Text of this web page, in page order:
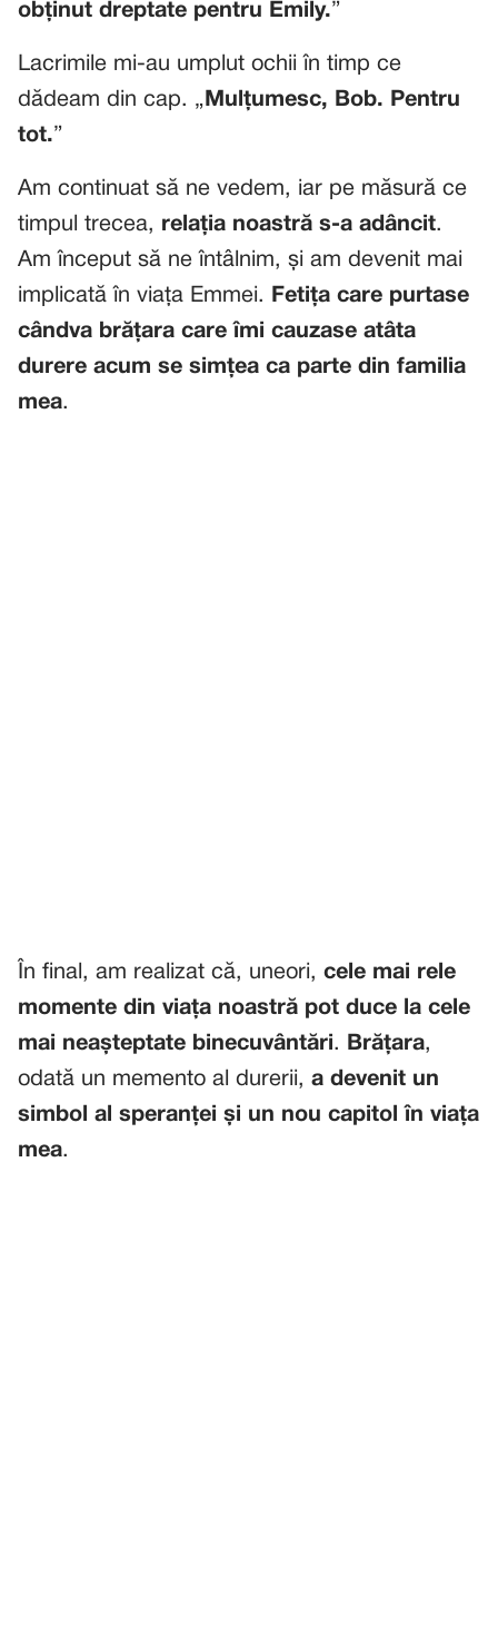
obținut dreptate pentru Emily.”
Lacrimile mi-au umplut ochii în timp ce
dădeam din cap. „ Mulțumesc, Bob. Pentru
tot.”
Am continuat să ne vedem, iar pe măsură ce
timpul trecea, relația noastră s-a adâncit.
Am început să ne întâlnim, și am devenit mai
implicată în viața Emmei.
Fetița care purtase
cândva brățara care îmi cauzase atâta
durere acum se simțea ca parte din familia
mea.
În final, am realizat că, uneori, cele mai rele
momente din viața noastră pot duce la cele
mai neașteptate binecuvântări. Brățara,
odată un memento al durerii, a devenit un
simbol al speranței și un nou capitol în viața
mea.